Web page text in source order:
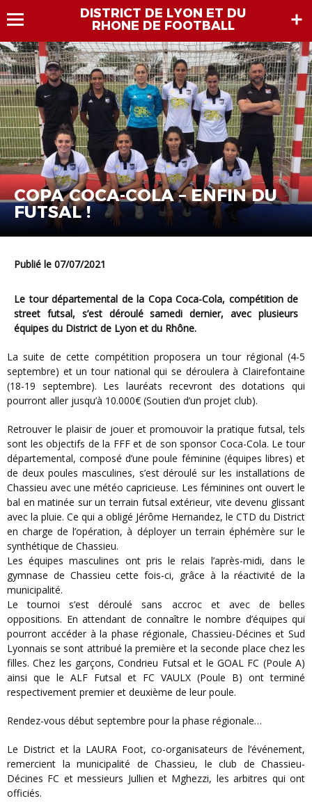
DISTRICT DE LYON ET DU
RHONE DE FOOTBALL
COPA COCA-COLA – ENFIN DU
FUTSAL !
Publié le 07/07/2021
Le tour départemental de la Copa Coca-Cola, compétition de
street futsal, s’est déroulé samedi dernier, avec plusieurs
équipes du District de Lyon et du Rhône.
La suite de cette compétition proposera un tour régional (4-5
septembre) et un tour national qui se déroulera à Clairefontaine
(18-19 septembre). Les lauréats recevront des dotations qui
pourront aller jusqu’à 10.000€ (Soutien d’un projet club).
Retrouver le plaisir de jouer et promouvoir la pratique futsal, tels
sont les objectifs de la FFF et de son sponsor Coca-Cola. Le tour
départemental, composé d’une poule féminine (équipes libres) et
de deux poules masculines, s’est déroulé sur les installations de
Chassieu avec une météo capricieuse. Les féminines ont ouvert le
bal en matinée sur un terrain futsal extérieur, vite devenu glissant
avec la pluie. Ce qui a obligé Jérôme Hernandez, le CTD du District
en charge de l’opération, à déployer un terrain éphémère sur le
synthétique de Chassieu.
Les équipes masculines ont pris le relais l’après-midi, dans le
gymnase de Chassieu cette fois-ci, grâce à la réactivité de la
municipalité.
Le tournoi s’est déroulé sans accroc et avec de belles
oppositions. En attendant de connaître le nombre d’équipes qui
pourront accéder à la phase régionale, Chassieu-Décines et Sud
Lyonnais se sont attribué la première et la seconde place chez les
filles. Chez les garçons, Condrieu Futsal et le GOAL FC (Poule A)
ainsi que le ALF Futsal et FC VAULX (Poule B) ont terminé
respectivement premier et deuxième de leur poule.
Rendez-vous début septembre pour la phase régionale…
Le District et la LAURA Foot, co-organisateurs de l’événement,
remercient la municipalité de Chassieu, le club de Chassieu-
Décines FC et messieurs Jullien et Mghezzi, les arbitres qui ont
officiés.